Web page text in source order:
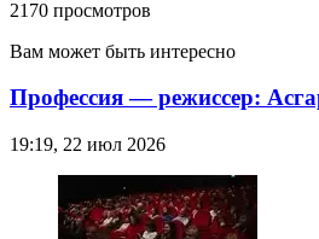
2170 просмотров
Вам может быть интересно
Профессия — режиссер:
19:19, 22 июл 2026